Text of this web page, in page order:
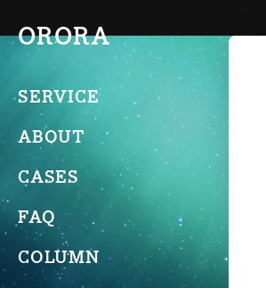
ORORA
SERVICE
ABOUT
CASES
FAQ
COLUMN